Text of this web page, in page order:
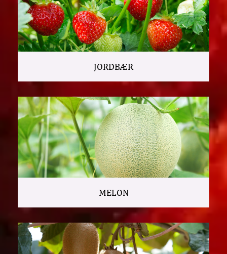
JORDBÆR
MELON